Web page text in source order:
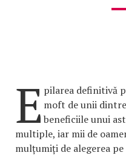
E pilarea definitivă
moft de unii
beneficiile unui
multiple, iar mii de
mulțumiți de alegerea